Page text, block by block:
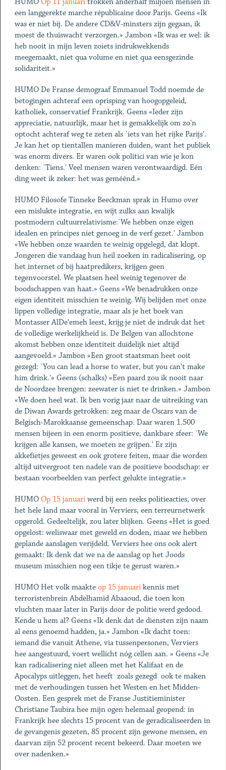
een langgerekte marche républicaine door Parijs. Geens «Ik
was er niet bij. De andere CD&V-minsters zijn gegaan, ik
moest de thuiswacht verzorgen.» Jambon «Ik was er wel: ik
heb nooit in mijn leven zoiets indrukwekkends
meegemaakt, niet qua volume en niet qua eensgezinde
solidariteit.»
HUMO De Franse demograaf Emmanuel Todd noemde de
betogingen achteraf een oprisping van hoogopgeleid,
katholiek, conservatief Frankrijk. Geens «Ieder zijn
appreciatie, natuurlijk, maar het is gemakkelijk om zo'n
optocht achteraf weg te zeten als `iets van het rijke Parijs'.
Je kan het op tientallen manieren duiden, want het publiek
was enorm divers. Er waren ook politici van wie je kon
denken: `Tiens.' Veel mensen waren verontwaardigd. Eén
ding weet ik zeker: het was geméénd.»
HUMO Filosofe Tinneke Beeckman sprak in Humo over
een mislukte integratie, en wijt zulks aan kwalijk
postmodern cultuurrelativisme:`We hebben onze eigen
idealen en principes niet genoeg in de verf gezet.' Jambon
«We hebben onze waarden te weinig opgelegd, dat klopt.
Jongeren die vandaag hun heil zoeken in radicalisering, op
het internet of bij haatpredikers, krijgen geen
tegenvoorstel. We plaatsen heel weinig tegenover de
boodschappen van haat.» Geens «We benadrukken onze
eigen identiteit misschien te weinig. Wij belijden met onze
lippen volledige integratie, maar als je het boek van
Montasser AlDe'emeh leest, krijg je niet de indruk dat het
de volledige werkelijkheid is. De Belgen van allochtone
akomst hebben onze identiteit duidelijk niet altijd
aangevoeld.» Jambon «Een groot staatsman heet ooit
gezegd: `You can lead a horse to water, but you can't make
him drink.'» Geens (schalks) «Een paard zou ik nooit naar
de Noordzee brengen: zeewater is niet te drinken.» Jambon
«We doen heel wat. Ik ben vorig jaar naar de uitreiking van
de Diwan Awards getrokken: zeg maar de Oscars van de
Belgisch-Marokkaanse gemeenschap. Daar waren 1.500
mensen bijeen in een enorm positieve, dankbare sfeer: `We
krijgen alle kansen, we moeten ze gríjpen.' Er zijn
akkefietjes geweest en ook grotere feiten, maar die worden
altijd uitvergroot ten nadele van de positieve boodschap: er
bestaan voorbeelden van perfect gelukte integratie.»
HUMO Op 15 januariwerd bij een reeks politieacties, over
het hele land maar vooral in Verviers, een terreurnetwerk
opgerold. Gedeeltelijk, zou later blijken. Geens «Het is goed
opgelost: weliswaar met geweld en doden, maar we hebben
geplande aanslagen verijdeld. Verviers hee ons ook alert
gemaakt: Ik denk dat we na de aanslag op het Joods
museum misschien nog een tikje te gerust waren.»
HUMO Het volk maakte op 15 januarikennis met
terroristenbrein Abdelhamid Abaaoud, die toen kon
vluchten maar later in Parijs door de politie werd gedood.
Kende u hem al? Geens «Ik denk dat de diensten zijn naam
al eens genoemd hadden, ja.» Jambon «Ik dacht toen:
iemand die vanuit Athene, via tussenpersonen, Verviers
hee aangestuurd, voert wellicht nóg cellen aan. » Geens «Je
kan radicalisering niet alleen met het Kalifaat en de
Apocalyps uitleggen, het heeft ­ zoals gezegd ­ ook te maken
met de verhoudingen tussen het Westen en het Midden-
Oosten. Een gesprek met de Franse Justitieminister
Christiane Taubira hee mijn ogen helemaal geopend: in
Frankrijk hee slechts 15 procent van de geradicaliseerden in
de gevangenis gezeten, 85 procent zijn gewone mensen, en
daarvan zijn 52 procent recent bekeerd. Daar moeten we
over nadenken.»